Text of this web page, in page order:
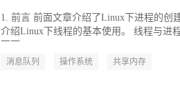
1. 前言 前面文章介绍了Linux下进程的创
介绍Linux下线程的基本使用。 线程与进
消息队列 操作系统 共享内存